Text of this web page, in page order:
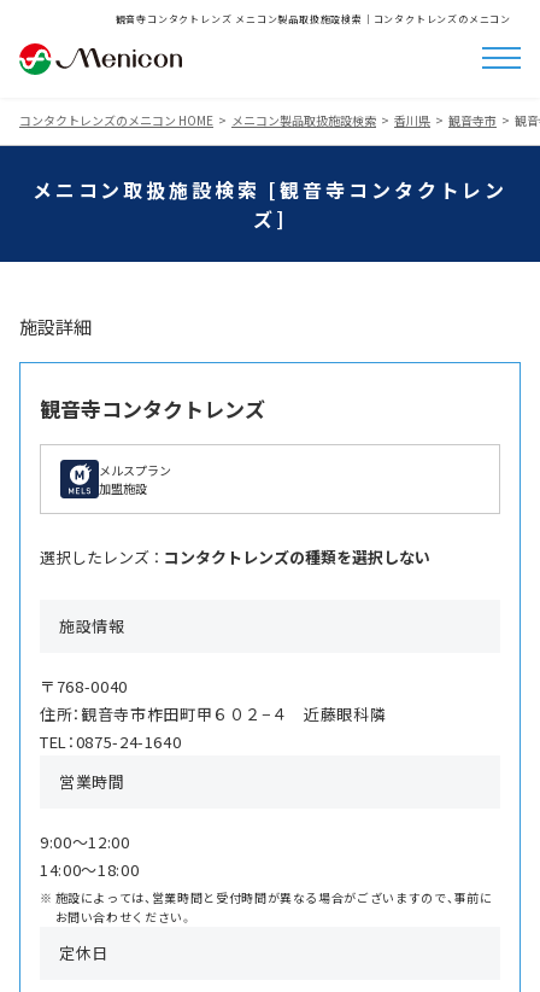
観音寺コンタクトレンズ メニコン製品取扱施設検索│コンタクトレンズのメニコン
コンタクトレンズのメニコン HOME メニコン製品取扱施設検索 香川県 観音寺市 観
メニコン取扱施設検索 [観音寺コンタクトレン
ズ]
施設詳細
観音寺コンタクトレンズ
メルスプラン
加盟施設
選択したレンズ ： コンタクトレンズの種類を選択しない
施設情報
〒768-0040
住所：観音寺市柞田町甲６０２−４ 近藤眼科隣
TEL：0875-24-1640
営業時間
9:00〜12:00
14:00〜18:00
施設によっては、営業時間と受付時間が異なる場合がございますので、事前に
お問い合わせください。
定休日